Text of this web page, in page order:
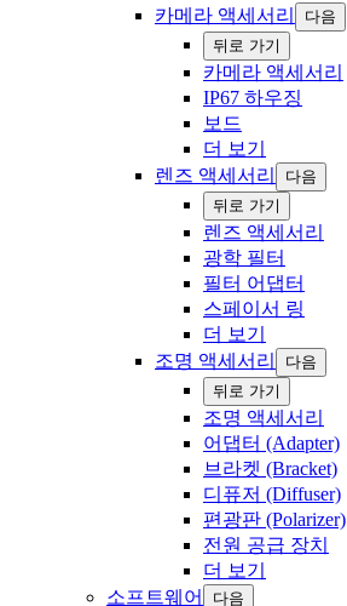
카메라 액세서리
다음
‍뒤로 ‍가기
카메라 액세서리
IP67 하우징
보드
더 보기
렌즈 액세서리
다음
‍뒤로 ‍가기
렌즈 액세서리
광학 필터
필터 어댑터
스페이서 링
더 보기
조명 액세서리
다음
‍뒤로 ‍가기
조명 액세서리
어댑터 (Adapter)
브라켓 (Bracket)
디퓨저 (Diffuser)
편광판 (Polarizer)
전원 공급 장치
더 보기
소프트웨어
다음